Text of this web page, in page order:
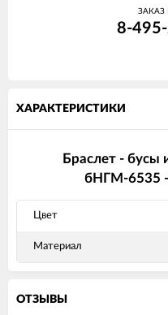
ЗАКАЗ
8-
ХАРАКТЕРИСТИКИ
Браслет - бусы
бНГМ-6535 -
Цвет
Материал
ОТЗЫВЫ